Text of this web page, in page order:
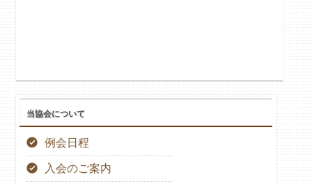
当協会について
例会日程
入会のご案内